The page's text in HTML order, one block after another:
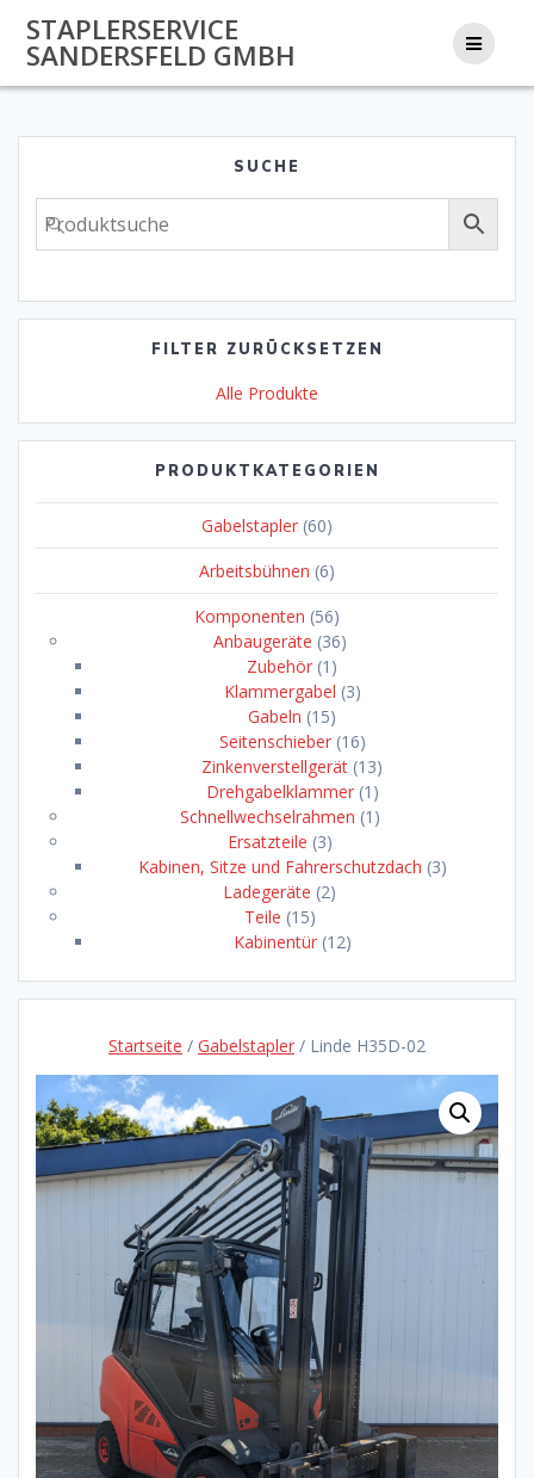
springen
STAPLERSERVICE
SANDERSFELD GMBH
SUCHE
FILTER ZURÜCKSETZEN
Alle Produkte
PRODUKTKATEGORIEN
Gabelstapler (60)
Arbeitsbühnen (6)
Komponenten (56)
Anbaugeräte (36)
Zubehör (1)
Klammergabel (3)
Gabeln (15)
Seitenschieber (16)
Zinkenverstellgerät (13)
Drehgabelklammer (1)
Schnellwechselrahmen (1)
Ersatzteile (3)
Kabinen, Sitze und Fahrerschutzdach (3)
Ladegeräte (2)
Teile (15)
Kabinentür (12)
Startseite / Gabelstapler / Linde H35D-02